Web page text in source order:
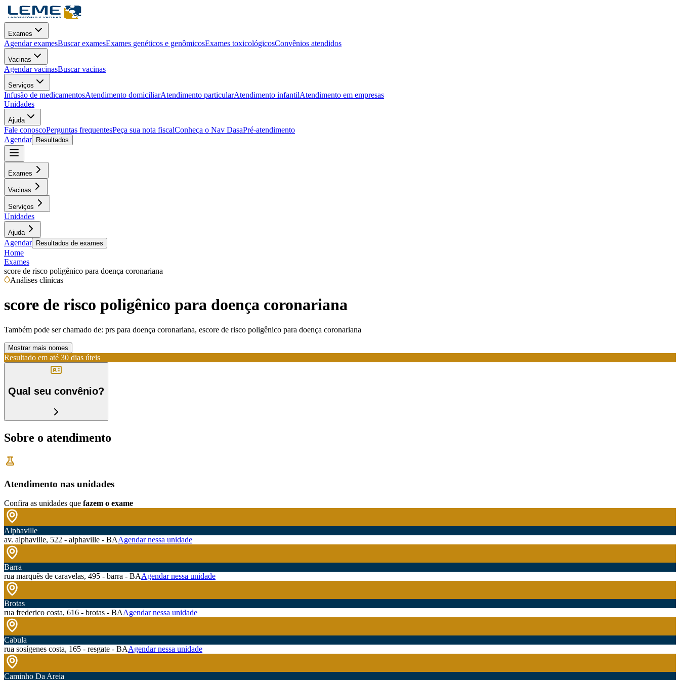
Exames
Agendar examesBuscar examesExames genéticos e genômicosExames toxicológicosConvênios atendidos
Vacinas
Agendar vacinasBuscar vacinas
Serviços
Infusão de medicamentosAtendimento domiciliarAtendimento particularAtendimento infantilAtendimento em empresas
Unidades
Ajuda
Fale conoscoPerguntas frequentesPeça sua nota fiscalConheça o Nav DasaPré-atendimento
Agendar
Resultados
Exames
Vacinas
Serviços
Unidades
Ajuda
Agendar Resultados de exames
Home
Exames
score de risco poligênico para doença coronariana
Análises clínicas
score de risco poligênico para doença coronariana
Também pode ser chamado de: prs para doença coronariana, escore de risco poligênico para doença coronariana
Mostrar mais nomes
Resultado em até 30 dias úteis
Qual seu convênio?
Sobre o atendimento
Atendimento nas unidades
Confira as unidades que fazem o exame
Alphaville
av. alphaville, 522 - alphaville - BAAgendar nessa unidade
Barra
rua marquês de caravelas, 495 - barra - BAAgendar nessa unidade
Brotas
rua frederico costa, 616 - brotas - BAAgendar nessa unidade
Cabula
rua sosígenes costa, 165 - resgate - BAAgendar nessa unidade
Caminho Da Areia